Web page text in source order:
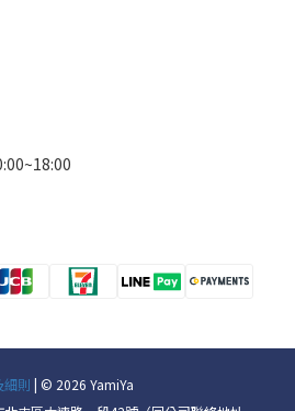
細則 | © 2026 YamiYa